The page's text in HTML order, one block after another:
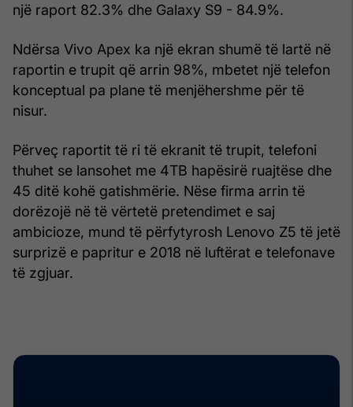
një raport 82.3% dhe Galaxy S9 - 84.9%.
Ndërsa Vivo Apex ka një ekran shumë të lartë në
raportin e trupit që arrin 98%, mbetet një telefon
konceptual pa plane të menjëhershme për të
nisur.
Përveç raportit të ri të ekranit të trupit, telefoni
thuhet se lansohet me 4TB hapësirë ​​ruajtëse dhe
45 ditë kohë gatishmërie. Nëse firma arrin të
dorëzojë në të vërtetë pretendimet e saj
ambicioze, mund të përfytyrosh Lenovo Z5 të jetë
surprizë e papritur e 2018 në luftërat e telefonave
të zgjuar.